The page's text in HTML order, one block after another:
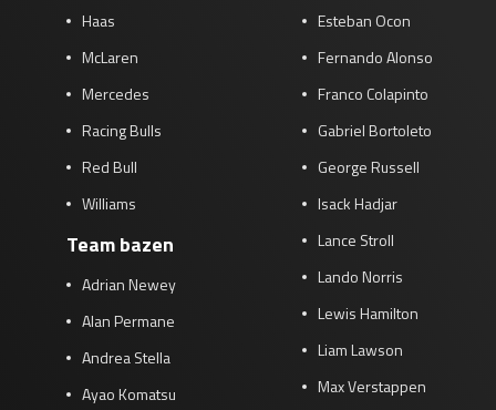
Haas
McLaren
Mercedes
Racing Bulls
Red Bull
Williams
Team bazen
Adrian Newey
Alan Permane
Andrea Stella
Ayao Komatsu
Esteban Ocon
Fernando Alonso
Franco Colapinto
Gabriel Bortoleto
George Russell
Isack Hadjar
Lance Stroll
Lando Norris
Lewis Hamilton
Liam Lawson
Max Verstappen